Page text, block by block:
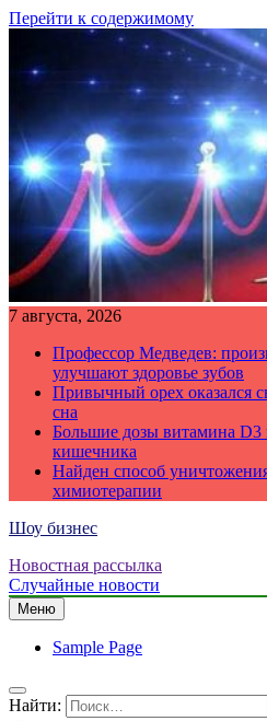
Перейти к содержимому
7 августа, 2026
Профессор Медведев:
улучшают здоровье зубов
Привычный орех оказался
сна
Большие дозы витамина
кишечника
Найден способ
химиотерапии
Шоу бизнес
Новостная рассылка
Случайные новости
Меню
Sample Page
Найти: